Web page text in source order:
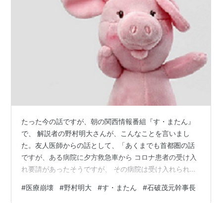
たった今の話ですが、朝の関西情報番組『す・またん』
で、 解説者の野村明大さんが、こんなことを言いまし
た。友人医師からの話として、「あくまでも首都圏の話
ですが、ある病院に夕方救急車から コロナ患者の受け入
れ要請があったそうですが、 その病院は受け入れられな
救急車から電話があり、 『初めに依頼を断られた病院か
#医療崩壊 #野村明大 #す・またん #石破茂元幹事長